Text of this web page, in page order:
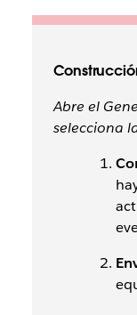
Abre el
selecciona